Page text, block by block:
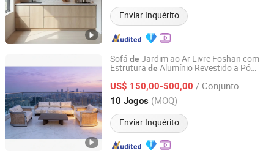
Enviar Inquérito
Sofá de Jardim ao Ar Livre Foshan com
Estrutura de Alumínio Revestido a Pó
US$ 150,00-500,00 / Conjunto
10 Jogos (MOQ)
Enviar Inquérito
Foshan Sunny Furniture Co., Ltd.
Guangdong, China Desde 2026